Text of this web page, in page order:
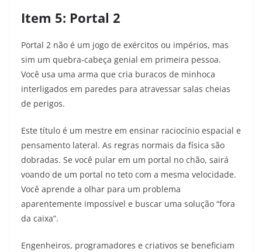
Item 5: Portal 2
Portal 2 não é um jogo de exércitos ou impérios, mas
sim um quebra-cabeça genial em primeira pessoa.
Você usa uma arma que cria buracos de minhoca
interligados em paredes para atravessar salas cheias
de perigos.
Este título é um mestre em ensinar raciocínio espacial e
pensamento lateral. As regras normais da física são
dobradas. Se você pular em um portal no chão, sairá
voando de um portal no teto com a mesma velocidade.
Você aprende a olhar para um problema
aparentemente impossível e buscar uma solução “fora
da caixa”.
Engenheiros, programadores e criativos se beneficiam